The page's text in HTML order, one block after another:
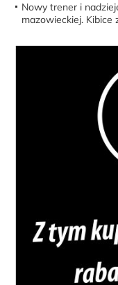
Nowy trener i
mazowieckiej. Kibice